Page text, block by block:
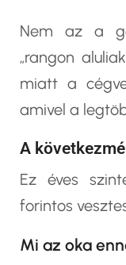
Nem az a
„rangon
miatt a
amivel a
A
Ez éves
forintos
Mi az oka